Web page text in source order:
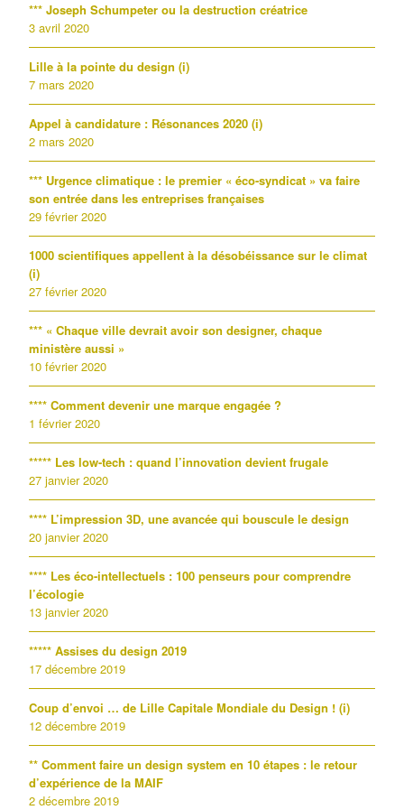
*** Joseph Schumpeter ou la destruction créatrice
3 avril 2020
Lille à la pointe du design (i)
7 mars 2020
Appel à candidature : Résonances 2020 (i)
2 mars 2020
*** Urgence climatique : le premier « éco-syndicat » va faire
son entrée dans les entreprises françaises
29 février 2020
1000 scientifiques appellent à la désobéissance sur le climat
(i)
27 février 2020
*** « Chaque ville devrait avoir son designer, chaque
ministère aussi »
10 février 2020
**** Comment devenir une marque engagée ?
1 février 2020
***** Les low-tech : quand l’innovation devient frugale
27 janvier 2020
**** L’impression 3D, une avancée qui bouscule le design
20 janvier 2020
**** Les éco-intellectuels : 100 penseurs pour comprendre
l’écologie
13 janvier 2020
***** Assises du design 2019
17 décembre 2019
Coup d’envoi … de Lille Capitale Mondiale du Design ! (i)
12 décembre 2019
** Comment faire un design system en 10 étapes : le retour
d’expérience de la MAIF
2 décembre 2019